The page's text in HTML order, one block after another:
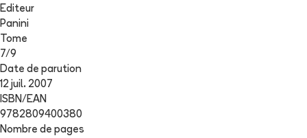
Editeur
Panini
Tome
7/9
Date de parution
12 juil. 2007
ISBN/EAN
9782809400380
Nombre de pages